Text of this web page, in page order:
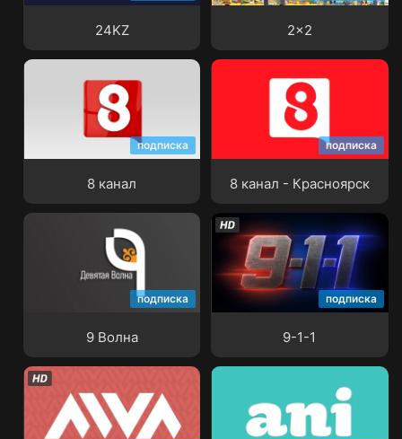
24KZ 2x2
подписка
8 канал
подписка
8 канал - Красноярск
8 канал - Красноярск
подписка
9 Волна
подписка
9-1-1
9-1-1